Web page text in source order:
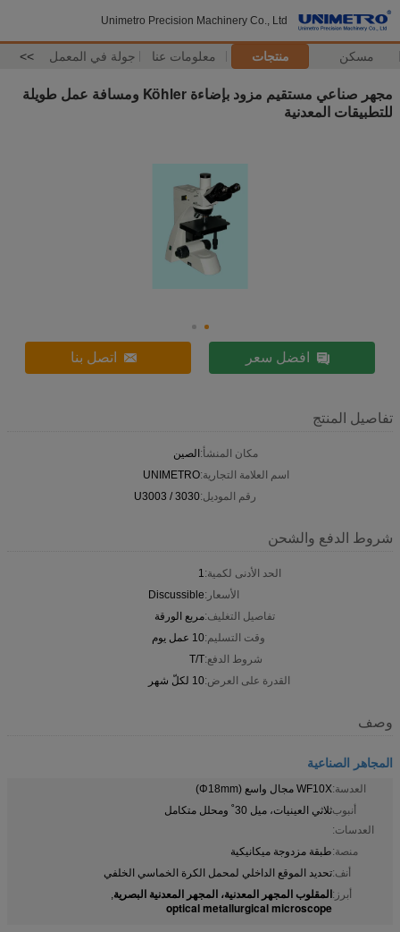
Unimetro Precision Machinery Co., Ltd
مسكن منتجات معلومات عنا جولة في المعمل >>
مجهر صناعي مستقيم مزود بإضاءة Köhler ومسافة عمل طويلة
للتطبيقات المعدنية
افضل سعر اتصل بنا
تفاصيل المنتج
مكان المنشأ:الصين
اسم العلامة التجارية:UNIMETRO
رقم الموديل:U3003 / 3030
شروط الدفع والشحن
الحد الأدنى لكمية:1
الأسعار:Discussible
تفاصيل التغليف:مربع الورقة
وقت التسليم:10 عمل يوم
شروط الدفع:T/T
القدرة على العرض:10 لكلّ شهر
وصف
المجاهر الصناعية
العدسة:WF10X مجال واسع (Φ18mm)
أنبوب
العدسات:
ثلاثي العينيات، ميل 30˚ ومحلل متكامل
منصة:طبقة مزدوجة ميكانيكية
أنف:تحديد الموقع الداخلي لمحمل الكرة الخماسي الخلفي
أبرز:المقلوب المجهر المعدنية، المجهر المعدنية البصرية,
optical metallurgical microscope